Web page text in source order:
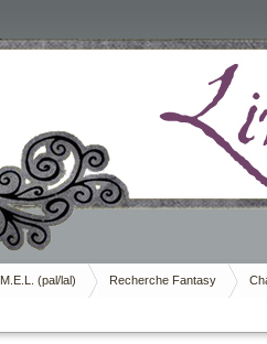
M.E.L. (pal/lal) Recherche Fantasy